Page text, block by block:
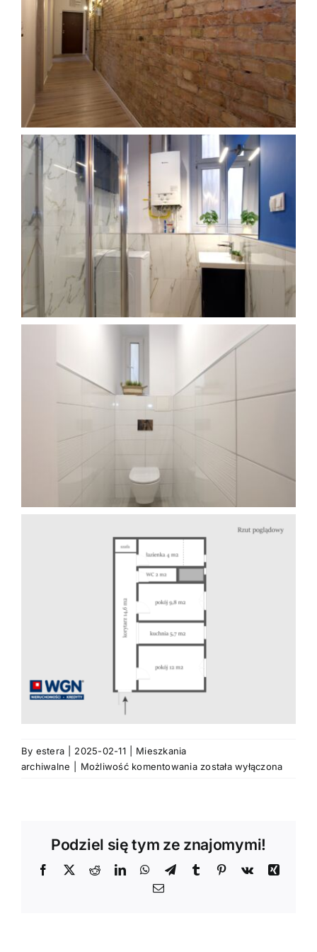
By estera 2025-02-11
Mieszkania
archiwalne
Możliwość komentowania 2
Centrum,
została wyłączona
Podziel się tym ze znajomymi!
Facebook
X RedditLinkedInWhatsApp
TelegramTumblr Pinterest
Vk
Xing
Email